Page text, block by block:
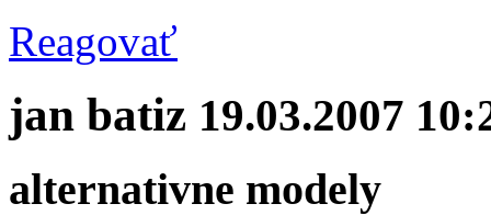
Reagovať
jan batiz 19.03.2007
alternativne modely